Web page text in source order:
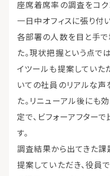
座席着席率の調査をコク
一日中オフィスに張り付
各部署の人数を目と手
た。現状把握という点で
イツールも提案していた
いての社員のリアルな声
た。リニューアル後にも
定で、ビフォーアフター
す。
調査結果から出てきた
提案していただき、役員